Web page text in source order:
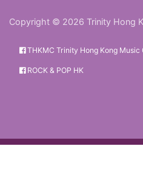
Copyright © 2026 Trinity Hong
THKMC Trinity Hong Kong Music
ROCK & POP HK